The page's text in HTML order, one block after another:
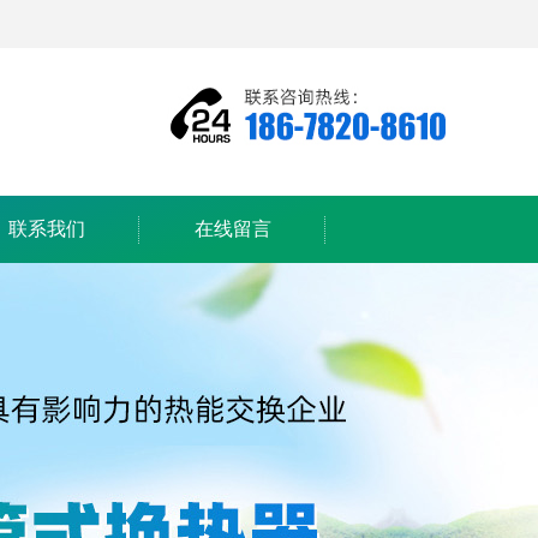
联系我们 在线留言